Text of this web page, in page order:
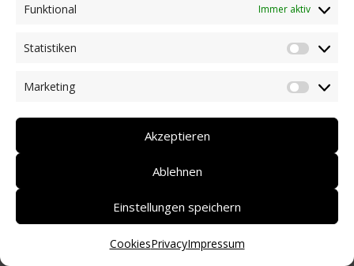
Funktional
Immer aktiv
Statistiken
Marketing
Akzeptieren
Ablehnen
Einstellungen speichern
CookiesPrivacyImpressum
DEUTSCH